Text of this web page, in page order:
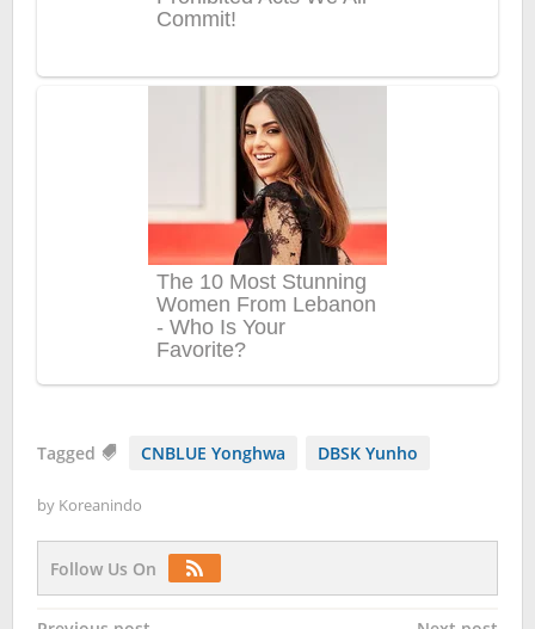
Tagged CNBLUE Yonghwa DBSK Yunho
by Koreanindo
Follow Us On